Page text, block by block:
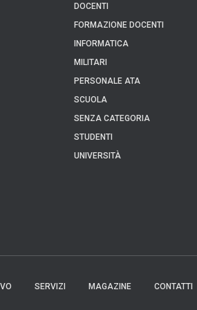
DOCENTI
FORMAZIONE DOCENTI
INFORMATICA
MILITARI
PERSONALE ATA
SCUOLA
SENZA CATEGORIA
STUDENTI
UNIVERSITÀ
SERVIZI MAGAZINE CONTATTI